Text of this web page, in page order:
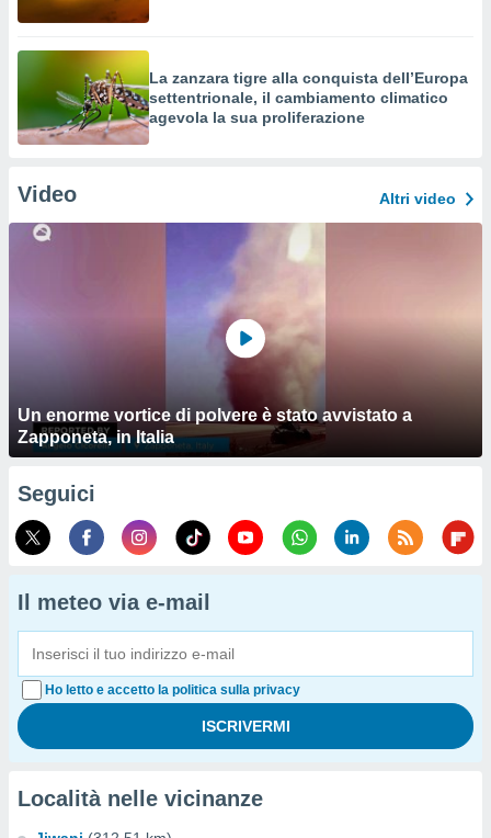
La zanzara tigre alla conquista dell’Europa
settentrionale, il cambiamento climatico
agevola la sua proliferazione
Video Altri video
Un enorme vortice di polvere è stato avvistato a
Zapponeta, in Italia
Seguici
Il meteo via e-mail
Ho letto e accetto la politica sulla privacy
Località nelle vicinanze